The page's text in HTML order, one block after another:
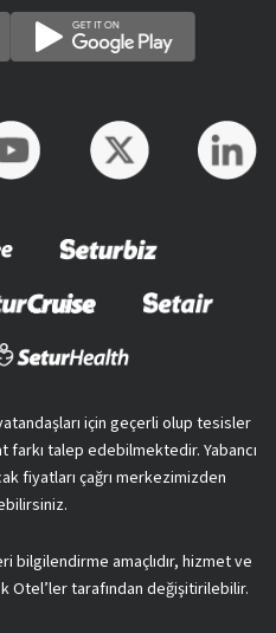
için geçerli olup tesisler
talep edebilmektedir. Yabancı
fiyatları çağrı merkezimizden
amaçlıdır, hizmet ve
Otel’ler tarafından değişitirilebilir.